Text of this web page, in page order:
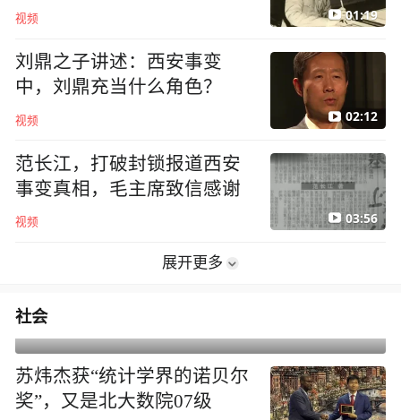
布，全能体验无短板
展开更多
历史 趣史 军史
邓小平致侯方岳的信札，字
迹一改绵里藏针的风格